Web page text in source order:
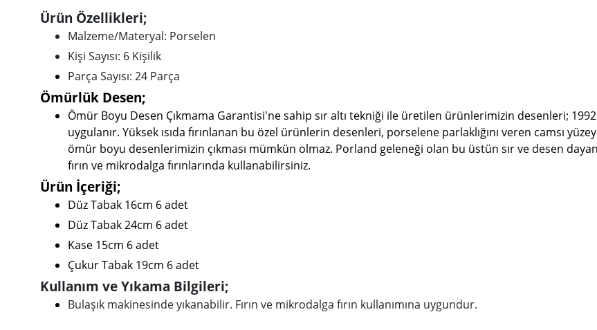
Ürün Özellikleri;
Malzeme/Materyal: Porselen
Kişi Sayısı: 6 Kişilik
Parça Sayısı: 24 Parça
Ömürlük Desen;
Ömür Boyu Desen Çıkmama Garantisi'ne sahip sır altı tekniği ile üretilen ürünlerimizin desenleri;
uygulanır. Yüksek ısıda fırınlanan bu özel ürünlerin desenleri, porselene parlaklığını veren camsı
ömür boyu desenlerimizin çıkması mümkün olmaz. Porland geleneği olan bu üstün sır ve desen
fırın ve mikrodalga fırınlarında kullanabilirsiniz.
Ürün İçeriği;
Düz Tabak 16cm 6 adet
Düz Tabak 24cm 6 adet
Kase 15cm 6 adet
Çukur Tabak 19cm 6 adet
Kullanım ve Yıkama Bilgileri;
Bulaşık makinesinde yıkanabilir. Fırın ve mikrodalga fırın kullanımına uygundur.